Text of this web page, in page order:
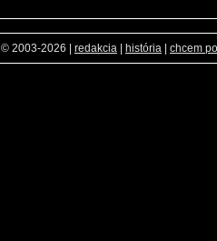
© 2003-2026 redakcia história chcem